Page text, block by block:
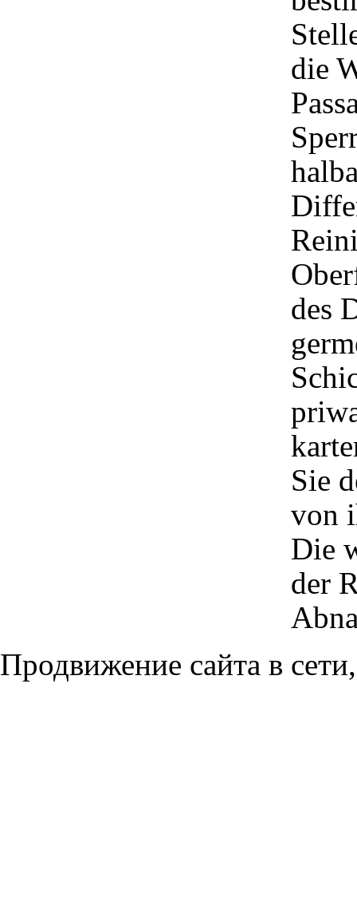
die
des
Sie
von
Die
der
Продвижение сайта в